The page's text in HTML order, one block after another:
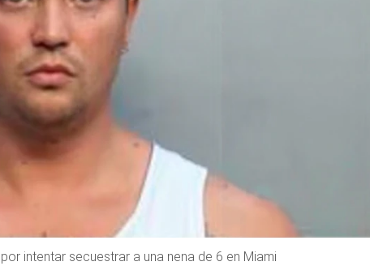
intentar secuestrar a una nena de 6 en Miami